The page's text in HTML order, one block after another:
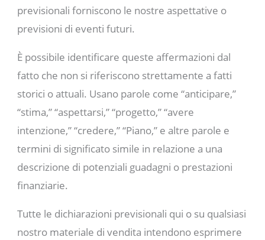
previsionali forniscono le nostre aspettative o
previsioni di eventi futuri.
È possibile identificare queste affermazioni dal
fatto che non si riferiscono strettamente a fatti
storici o attuali. Usano parole come “anticipare,”
“stima,” “aspettarsi,” “progetto,” “avere
intenzione,” “credere,” “Piano,” e altre parole e
termini di significato simile in relazione a una
descrizione di potenziali guadagni o prestazioni
finanziarie.
Tutte le dichiarazioni previsionali qui o su qualsiasi
nostro materiale di vendita intendono esprimere